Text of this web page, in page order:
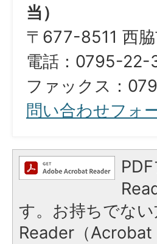
当）
〒 677-8511 西
電話：0795-22-
ファックス：
問い合わせフォ
す。お持ちでな
Reader（